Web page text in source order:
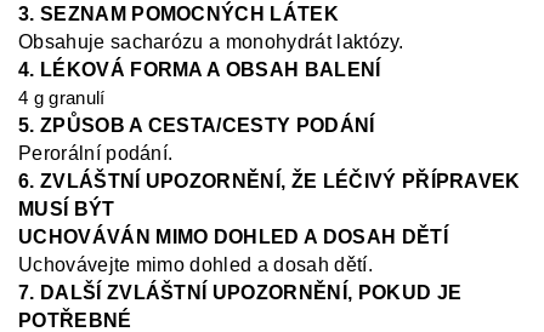
3. SEZNAM POMOCNÝCH LÁTEK
Obsahuje sacharózu a monohydrát laktózy.
4. LÉKOVÁ FORMA A OBSAH BALENÍ
4 g granulí
5. ZPŮSOB A CESTA/CESTY PODÁNÍ
Perorální podání.
6. ZVLÁŠTNÍ UPOZORNĚNÍ, ŽE LÉČIVÝ PŘÍPRAVEK
MUSÍ BÝT
UCHOVÁVÁN MIMO DOHLED A DOSAH DĚTÍ
Uchovávejte mimo dohled a dosah dětí.
7. DALŠÍ ZVLÁŠTNÍ UPOZORNĚNÍ, POKUD JE
POTŘEBNÉ